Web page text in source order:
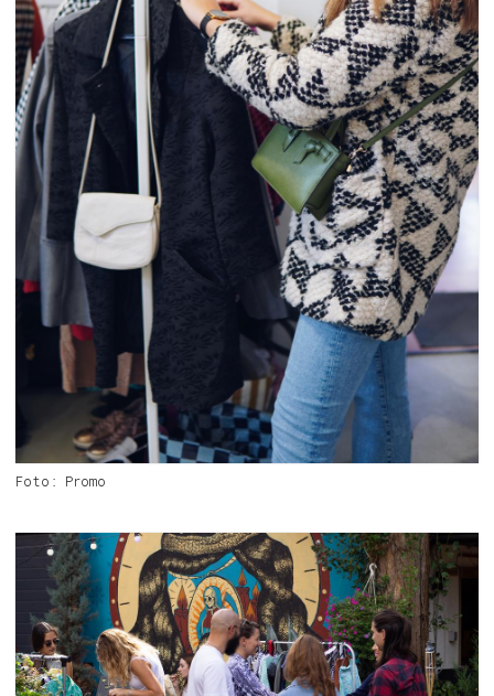
Foto: Promo